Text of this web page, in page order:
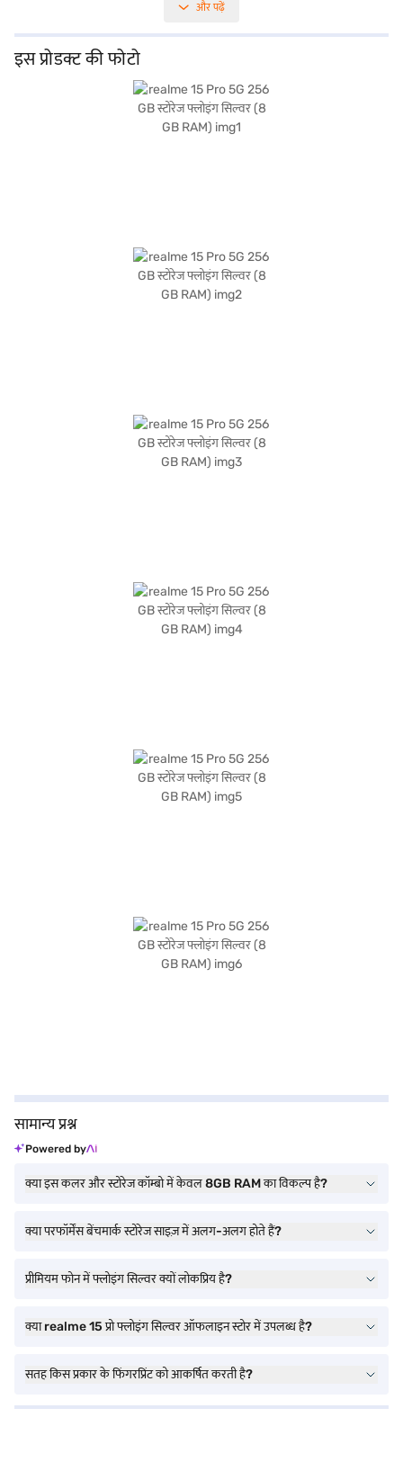
प्रदान करता है. 8GB RAM स्मूथ मल्टीटास्किंग को सपोर्ट करती है, जबकि 256GB इंटरनल स्टोरेज
दोनों यूज़र्स के लिए उपयुक्त बनाती है. ट्रिपल 50MP रियर कैमरा सेटअप शानदार विवरण और गहराई
को कैप्चर करता है, जबकि 50MP फ्रंट कैमरा एक्सप्रेसिव सेल्फी सुनिश्चित करता है. 4K वीडियो
रिकॉर्डिंग क्षमताओं के साथ, आपके पलों को सिनेमा की क्वालिटी में सुरक्षित रखा जाता है. android
15 पर चलने वाला, realme 15 प्रो 5G एक बेहतरीन और सहज यूज़र अनुभव प्रदान करता है. इसकी
7000mAh बैटरी लंबे समय तक उपयोग को सपोर्ट करती है, जिससे यह उन यूज़र्स के लिए आदर्श
बन जाती है जिन्हें पूरे दिन भरोसेमंद पावर की आवश्यकता होती है. चाहे काम के लिए हो, मनोरंजन के
लिए हो या यात्रा के लिए, बैटरी आपकी जीवनशैली को बनाए रखती है. फ्लोइंग सिल्वर डिवाइस में एक
और पढ़ें
इस प्रोडक्ट की फोटो
सामान्य प्रश्न
Powered by
क्या इस कलर और स्टोरेज कॉम्बो में केवल 8GB RAM का विकल्प है?
क्या परफॉर्मेंस बेंचमार्क स्टोरेज साइज़ में अलग-अलग होते हैं?
प्रीमियम फोन में फ्लोइंग सिल्वर क्यों लोकप्रिय है?
क्या realme 15 प्रो फ्लोइंग सिल्वर ऑफलाइन स्टोर में उपलब्ध है?
सतह किस प्रकार के फिंगरप्रिंट को आकर्षित करती है?